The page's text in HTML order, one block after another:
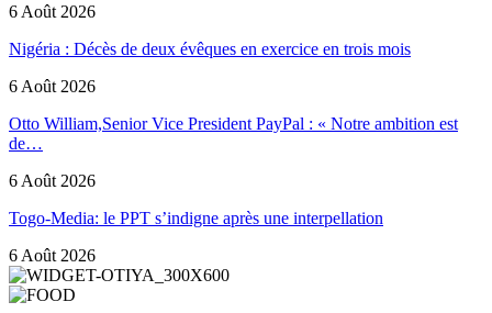
6 Août 2026
Nigéria : Décès de deux évêques en exercice en trois mois
6 Août 2026
Otto William,Senior Vice President PayPal : « Notre ambition est
de…
6 Août 2026
Togo-Media: le PPT s’indigne après une interpellation
6 Août 2026